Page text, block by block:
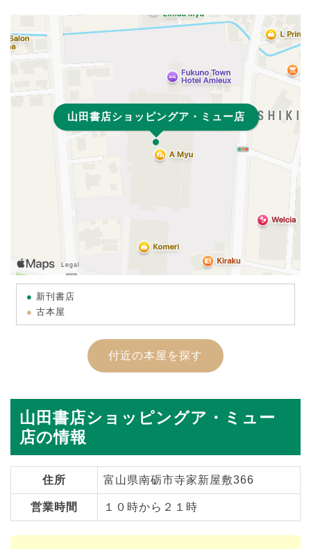
山田書店ショッピングア・ミュー店
新刊書店
古本屋
付近の本屋を探す
山田書店ショッピングア・ミュー
店の情報
住所 富山県南砺市寺家新屋敷366
営業時間 １０時から２１時